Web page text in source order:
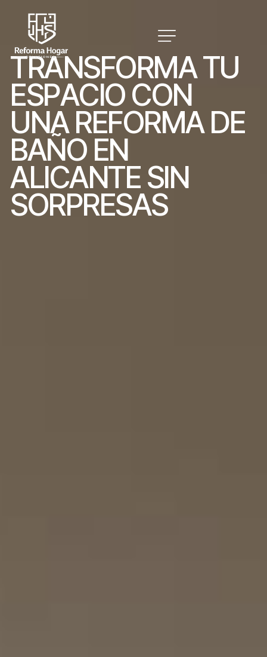
TRANSFORMATU
ESPACIO CON
UNA REFORMA DE
BAÑO EN
ALICANTE SIN
SORPRESAS